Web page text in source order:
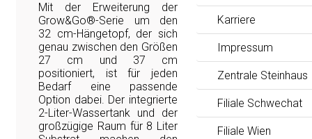
Karriere
Impressum
Zentrale Steinhaus
Filiale Schwechat
Filiale Wien
Mit der Erweiterung der
Grow&Go®-Serie um den
32 cm-Hängetopf, der sich
genau zwischen den Größen
27 cm und 37 cm
positioniert, ist für jeden
Bedarf eine passende
Option dabei. Der integrierte
2-Liter-Wassertank und der
großzügige Raum für 8 Liter